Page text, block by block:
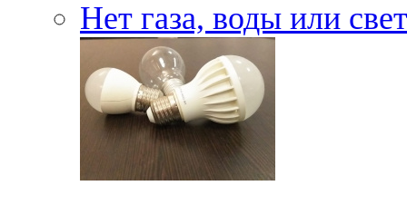
Нет газа, воды или